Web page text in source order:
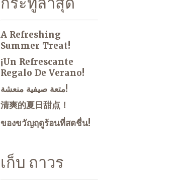
A Refreshing
Summer Treat!
¡Un Refrescante
Regalo De Verano!
متعة صيفية منعشة!
清爽的夏日甜点！
ของขวัญฤดูร้อนที่สดชื่น!
เก็บ ถาวร